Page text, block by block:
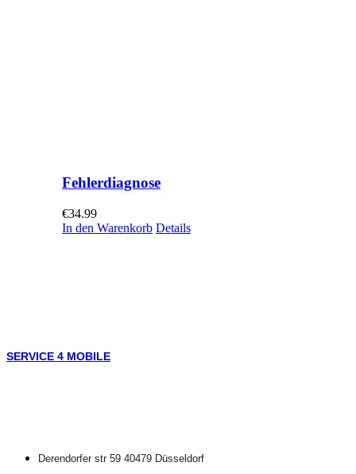
Fehlerdiagnose
€34.99
In den Warenkorb Details
SERVICE 4 MOBILE
Derendorfer str 59 40479 Düsseldorf